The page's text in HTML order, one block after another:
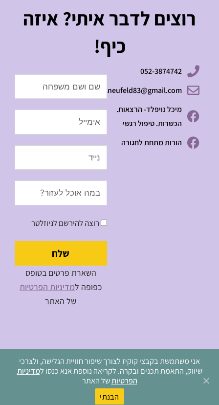
רוצים לדבר איתי? איזה
כיף!
052-3874742
michalneufeld83@gmail.com
מיכל נויפלד- הרצאות.
הכשרות. טיפול רגשי
הורות מתחת לחגורה
רוצה להירשם לניוזלטר
שלח
השארת פרטים בטופס
כפופה למדיניות הפרטיות
של האתר
מדיניות פרטיות
כל הזכויות שמורות למיכל נויפלד
אני משתמשת בקבצי קוקיז לצורך שיפור חוויית הגלישה, ולצרכי
שיווק, התאמת תכנים ובקרה. לקריאה נוספת אנא כנסו למדיניות
הפרטיותשל האתר
הבנתי